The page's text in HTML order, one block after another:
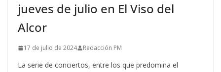
jueves de julio en El Viso del
Alcor
17 de julio de 2024 Redacción PM
La serie de conciertos, entre los que predomina el